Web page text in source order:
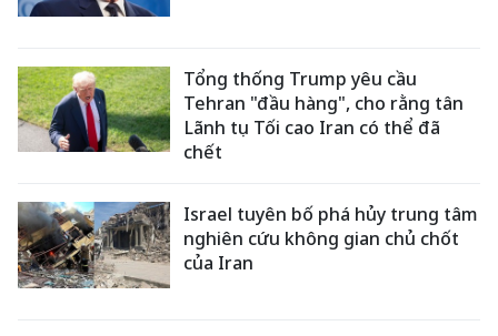
Tổng thống Trump yêu cầu
Tehran "đầu hàng", cho rằng tân
Lãnh tụ Tối cao Iran có thể đã
chết
Israel tuyên bố phá hủy trung tâm
nghiên cứu không gian chủ chốt
của Iran